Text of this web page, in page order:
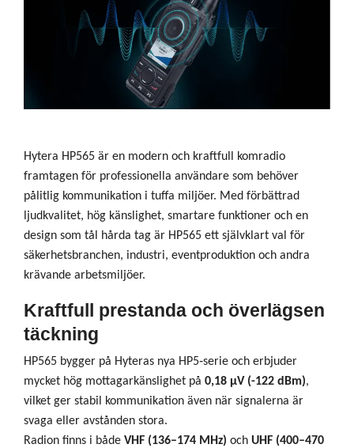
Hytera HP565 är en modern och kraftfull komradio
framtagen för professionella användare som behöver
pålitlig kommunikation i tuffa miljöer. Med förbättrad
ljudkvalitet, hög känslighet, smartare funktioner och en
design som tål hårda tag är HP565 ett självklart val för
säkerhetsbranchen, industri, eventproduktion och andra
krävande arbetsmiljöer.
Kraftfull prestanda och överlägsen
täckning
HP565 bygger på Hyteras nya HP5‑serie och erbjuder
mycket hög mottagarkänslighet på 0,18 μV (-122 dBm),
vilket ger stabil kommunikation även när signalerna är
svaga eller avstånden stora.
Radion finns i både VHF (136–174 MHz) och UHF (400–470